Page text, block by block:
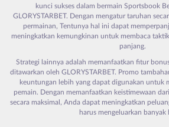
kunci sukses dalam bermain Sportsbook
GLORYSTARBET. Dengan mengatur taruhan
permainan, Tentunya hal ini dapat
meningkatkan kemungkinan untuk membaca
panjang.
Strategi lainnya adalah memanfaatkan fitur
ditawarkan oleh GLORYSTARBET. Promo
keuntungan lebih yang dapat digunakan untuk
pemain. Dengan memanfaatkan keistimewaan dari
secara maksimal, Anda dapat meningkatkan
harus mengeluarkan banyak